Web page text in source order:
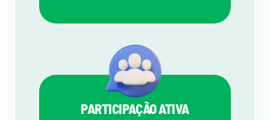
PARTICIPAÇÃO ATIVA